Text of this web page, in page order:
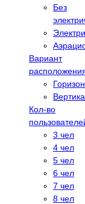
Без
Вариант
Кол-во
3 чел
4 чел
5 чел
6 чел
7 чел
8 чел